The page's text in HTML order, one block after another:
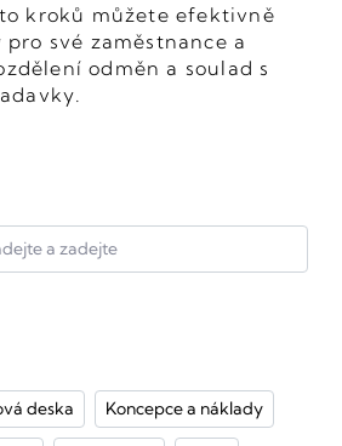
kroků můžete efektivně
své zaměstnance a
odměn a soulad s
deska Koncepce a náklady